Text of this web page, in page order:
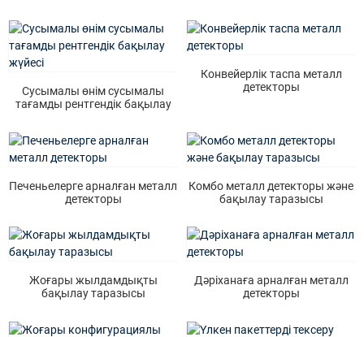
Сусымалы өнім сусымалы
тағамды рентгендік бақылау
Конвейерлік таспа металл
детекторы
Печеньелерге арналған металл
детекторы
Комбо металл детекторы және
бақылау таразысы
Жоғары жылдамдықты
бақылау таразысы
Дәріханаға арналған металл
детекторы